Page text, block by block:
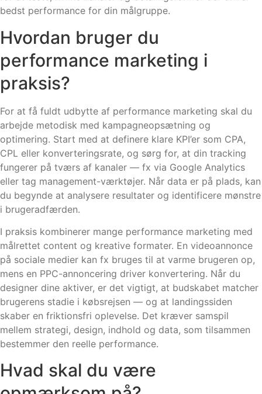
bedst performance for din målgruppe.
Hvordan bruger du
performance marketing i
praksis?
For at få fuldt udbytte af performance marketing skal du
arbejde metodisk med kampagneopsætning og
optimering. Start med at definere klare KPI’er som CPA,
CPL eller konverteringsrate, og sørg for, at din tracking
fungerer på tværs af kanaler — fx via Google Analytics
eller tag management-værktøjer. Når data er på plads, kan
du begynde at analysere resultater og identificere mønstre
i brugeradfærden.
I praksis kombinerer mange performance marketing med
målrettet content og kreative formater. En videoannonce
på sociale medier kan fx bruges til at varme brugeren op,
mens en PPC-annoncering driver konvertering. Når du
designer dine aktiver, er det vigtigt, at budskabet matcher
brugerens stadie i købsrejsen — og at landingssiden
skaber en friktionsfri oplevelse. Det kræver samspil
mellem strategi, design, indhold og data, som tilsammen
bestemmer den reelle performance.
Hvad skal du være